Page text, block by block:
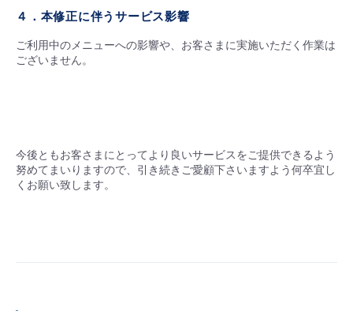
４．本修正に伴うサービス影響
ご利用中のメニューへの影響や、お客さまに実施いただく作業は
ございません。
今後ともお客さまにとってより良いサービスをご提供できるよう
努めてまいりますので、引き続きご愛顧下さいますよう何卒宜し
くお願い致します。